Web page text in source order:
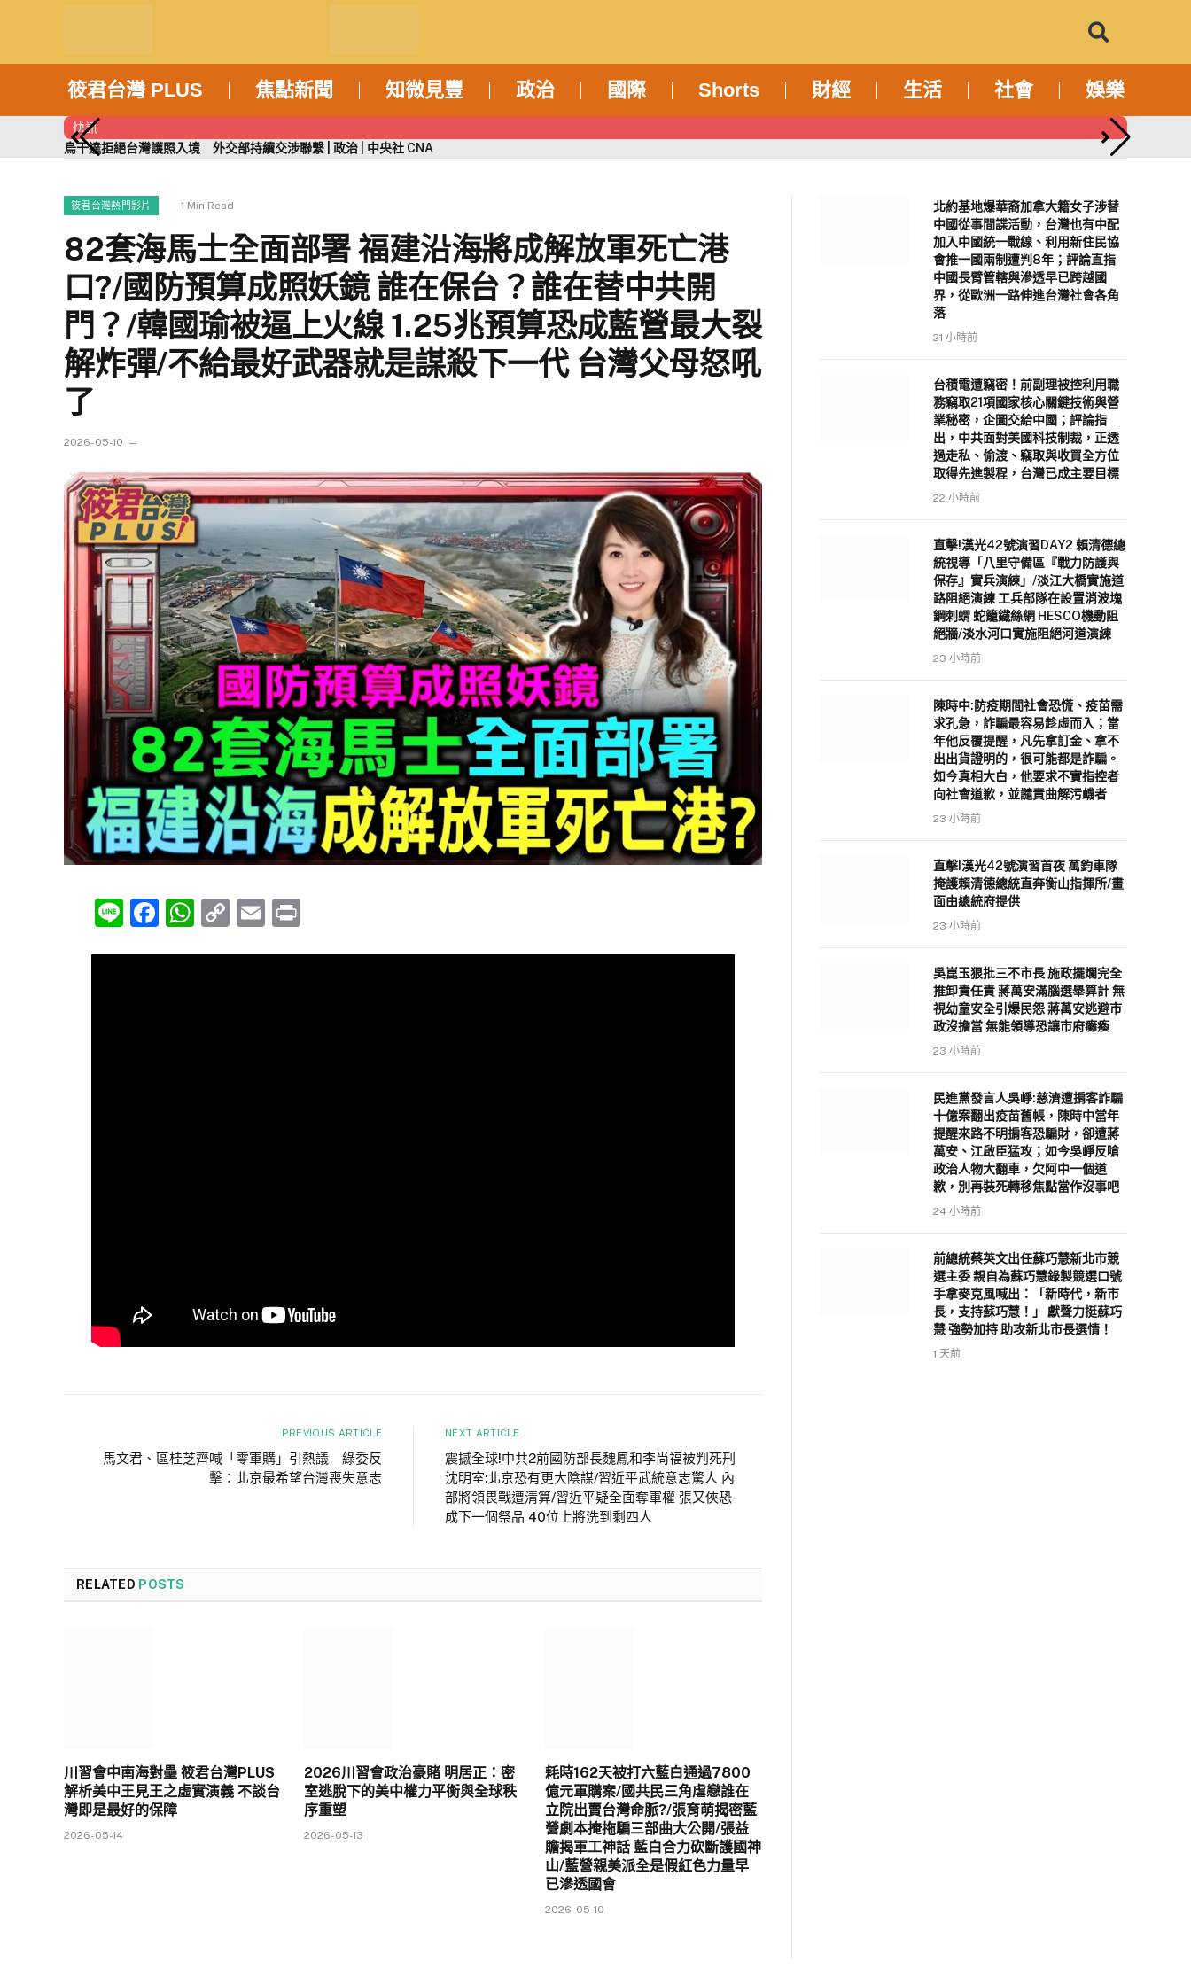
筱君台灣 PLUS 焦點新聞 知微見豐 政治 國際 Shorts 財經 生活 社會 娛樂
快訊
烏干達拒絕台灣護照入境 外交部持續交涉聯繫 | 政治 | 中央社 CNA
筱君台灣熱門影片 1 Min Read
82套海馬士全面部署 福建沿海將成解放軍死亡港
口?/國防預算成照妖鏡 誰在保台？誰在替中共開
門？/韓國瑜被逼上火線 1.25兆預算恐成藍營最大裂
解炸彈/不給最好武器就是謀殺下一代 台灣父母怒吼
了
2026-05-10
LineFacebook
WhatsApp
CopyEmail
PREVIOUS ARTICLE
馬文君、區桂芝齊喊「零軍購」引熱議 綠委反
擊：北京最希望台灣喪失意志
NEXT ARTICLE
震撼全球!中共2前國防部長魏鳳和李尚福被判死刑
沈明室:北京恐有更大陰謀/習近平武統意志驚人 內
部將領畏戰遭清算/習近平疑全面奪軍權 張又俠恐
成下一個祭品 40位上將洗到剩四人
RELATED POSTS
川習會中南海對壘 筱君台灣PLUS
解析美中王見王之虛實演義 不談台
灣即是最好的保障
2026-05-14
2026川習會政治豪賭 明居正：密
室逃脫下的美中權力平衡與全球秩
序重塑
2026-05-13
耗時162天被打六藍白通過7800
億元軍購案/國共民三角虐戀誰在
立院出賣台灣命脈?/張育萌揭密藍
營劇本掩拖騙三部曲大公開/張益
贍揭軍工神話 藍白合力砍斷護國神
山/藍營親美派全是假紅色力量早
已滲透國會
2026-05-10
北約基地爆華裔加拿大籍女子涉替
中國從事間諜活動，台灣也有中配
加入中國統一戰線、利用新住民協
會推一國兩制遭判8年；評論直指
中國長臂管轄與滲透早已跨越國
界，從歐洲一路伸進台灣社會各角
落
21 小時前
台積電遭竊密！前副理被控利用職
務竊取21項國家核心關鍵技術與營
業秘密，企圖交給中國；評論指
出，中共面對美國科技制裁，正透
過走私、偷渡、竊取與收買全方位
取得先進製程，台灣已成主要目標
22 小時前
直擊!漢光42號演習DAY2 賴清德總
統視導「八里守備區『戰力防護與
保存』實兵演練」/淡江大橋實施道
路阻絕演練 工兵部隊在設置消波塊
鋼刺蝟 蛇籠鐵絲網 HESCO機動阻
絕牆/淡水河口實施阻絕河道演練
23 小時前
陳時中:防疫期間社會恐慌、疫苗需
求孔急，詐騙最容易趁虛而入；當
年他反覆提醒，凡先拿訂金、拿不
出出貨證明的，很可能都是詐騙。
如今真相大白，他要求不實指控者
向社會道歉，並譴責曲解污衊者
23 小時前
直擊!漢光42號演習首夜 萬鈞車隊
掩護賴清德總統直奔衡山指揮所/畫
面由總統府提供
23 小時前
吳崑玉狠批三不市長 施政擺爛完全
推卸責任責 蔣萬安滿腦選舉算計 無
視幼童安全引爆民怨 蔣萬安逃避市
政沒擔當 無能領導恐讓市府癱瘓
23 小時前
民進黨發言人吳崢:慈濟遭掮客詐騙
十億案翻出疫苗舊帳，陳時中當年
提醒來路不明掮客恐騙財，卻遭蔣
萬安、江啟臣猛攻；如今吳崢反嗆
政治人物大翻車，欠阿中一個道
歉，別再裝死轉移焦點當作沒事吧
24 小時前
前總統蔡英文出任蘇巧慧新北市競
選主委 親自為蘇巧慧錄製競選口號
手拿麥克風喊出：「新時代，新市
長，支持蘇巧慧！」 獻聲力挺蘇巧
慧 強勢加持 助攻新北市長選情！
1 天前